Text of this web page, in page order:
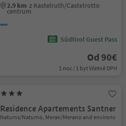
2.9 km z Kastelruth/Castelrotto
centrum
Südtirol Guest Pass
Od 90€
1 noc / 1 byt Včetně DPH
Residence Apartements Santner
Naturns/Naturno, Meran/Merano and environs